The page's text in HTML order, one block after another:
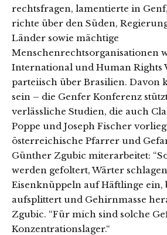
rechtsfragen, lamentierte in
richte über den Süden,
Länder sowie mächtige
Menschenrechtsorganisationen
International und Human Rights
parteiisch über Brasilien. Davon
sein – die Genfer Konferenz
verlässliche Studien, die auch
Poppe und Joseph Fischer
österreichische Pfarrer und
Günther Zgubic miterarbeitet:
werden gefoltert, Wärter
Eisenknüppeln auf Häftlinge ein,
aufsplittert und Gehirnmasse
Zgubic. “Für mich sind solche
Konzentrationslager.“